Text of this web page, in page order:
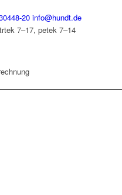
20 info@hundt.de
7–17, petek 7–14